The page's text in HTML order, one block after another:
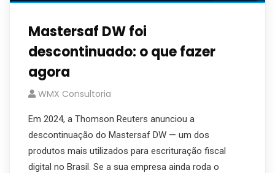
Mastersaf DW foi
descontinuado: o que fazer
agora
WMX Consultoria
Em 2024, a Thomson Reuters anunciou a
descontinuação do Mastersaf DW — um dos
produtos mais utilizados para escrituração fiscal
digital no Brasil. Se a sua empresa ainda roda o